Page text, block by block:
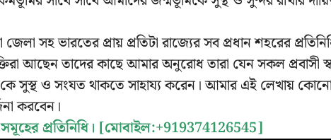
সহ ভারতের প্রায় প্রতিটা রাজ্যের সব প্রধান শহরের
আছেন তাদের কাছে আমার অনুরোধ তারা যেন সকল প্রবাসী
কে সুস্থ ও সংযত থাকতে সাহায্য করেন। আমার এই লেখায়
করবেন।
সমূহের প্রতিনিধি। [মোবাইল:+919374126545]